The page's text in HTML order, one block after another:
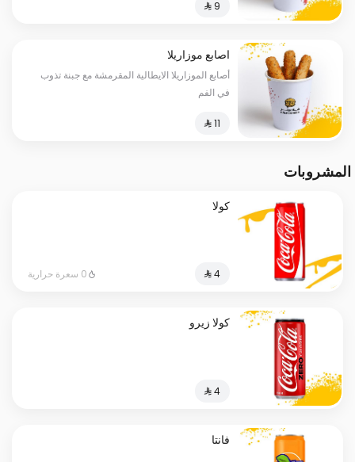
اصابع موزاريلا
أصابع الموزاريلا الايطالية المقرمشة مع جبنة تذوب
في الفم
المشروبات
كولا
⁨⁦‪‬ 4⁩ 0 سعرة حرارية
كولا زيرو
⁨⁦‪‬ 4⁩
فانتا